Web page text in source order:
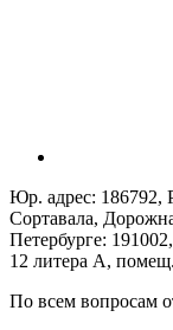
Юр. адрес: 186792,
Сортавала,
Петербурге:
12 литера А,
По всем вопросам